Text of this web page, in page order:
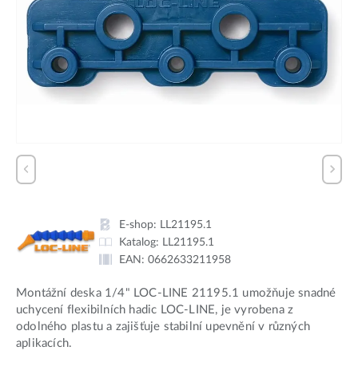
E-shop: LL21195.1
Katalog: LL21195.1
EAN: 0662633211958
Montážní deska 1/4" LOC-LINE 21195.1 umožňuje snadné
uchycení flexibilních hadic LOC-LINE, je vyrobena z
odolného plastu a zajišťuje stabilní upevnění v různých
aplikacích.